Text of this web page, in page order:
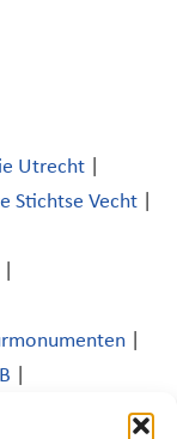
Utrecht
Stichtse Vecht